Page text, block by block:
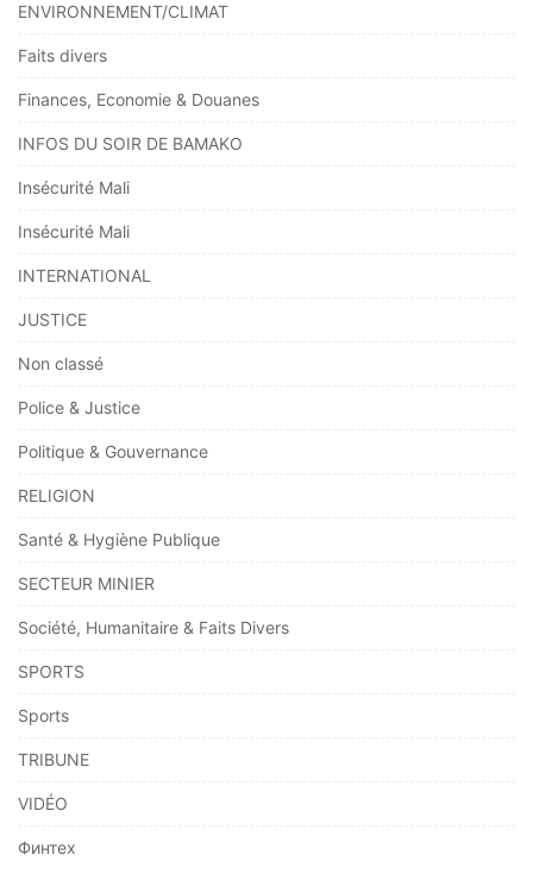
ENVIRONNEMENT/CLIMAT
Faits divers
Finances, Economie & Douanes
INFOS DU SOIR DE BAMAKO
Insécurité Mali
Insécurité Mali
INTERNATIONAL
JUSTICE
Non classé
Police & Justice
Politique & Gouvernance
RELIGION
Santé & Hygiène Publique
SECTEUR MINIER
Société, Humanitaire & Faits Divers
SPORTS
Sports
TRIBUNE
VIDÉO
Финтех